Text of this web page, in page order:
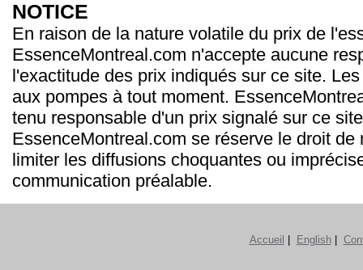
NOTICE
En raison de la nature volatile du prix de
EssenceMontreal.com n'accepte aucune
l'exactitude des prix indiqués sur ce site.
aux pompes à tout moment.
tenu responsable d'un prix signalé sur ce
EssenceMontreal.com se réserve le droit de
limiter les diffusions choquantes ou
communication préalable.
Accueil English|